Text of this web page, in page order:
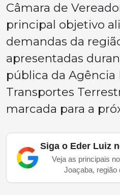
Câmara de
principal objetivo
demandas da
apresentadas
pública da Agência
Transportes
marcada para a
Siga o Eder Luiz
Veja as principais
Joaçaba, região